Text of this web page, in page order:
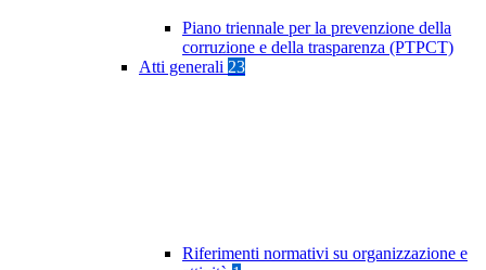
Piano triennale per la prevenzione della
corruzione e della trasparenza (PTPCT)
Atti generali 23
Riferimenti normativi su organizzazione e